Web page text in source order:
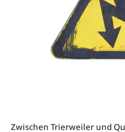
Zwischen Trierweiler und